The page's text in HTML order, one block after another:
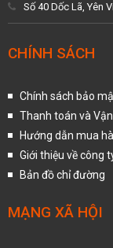
Số 40 Dốc Lã, Yên
CHÍNH SÁCH
Chính sách bảo
Thanh toán và
Hướng dẫn mua
Giới thiệu về công
Bản đồ chỉ đường
MẠNG XÃ HỘI